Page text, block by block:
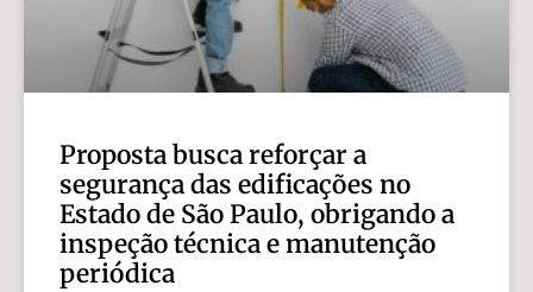
Proposta busca reforçar a
segurança das edificações no
Estado de São Paulo, obrigando a
inspeção técnica e manutenção
periódica